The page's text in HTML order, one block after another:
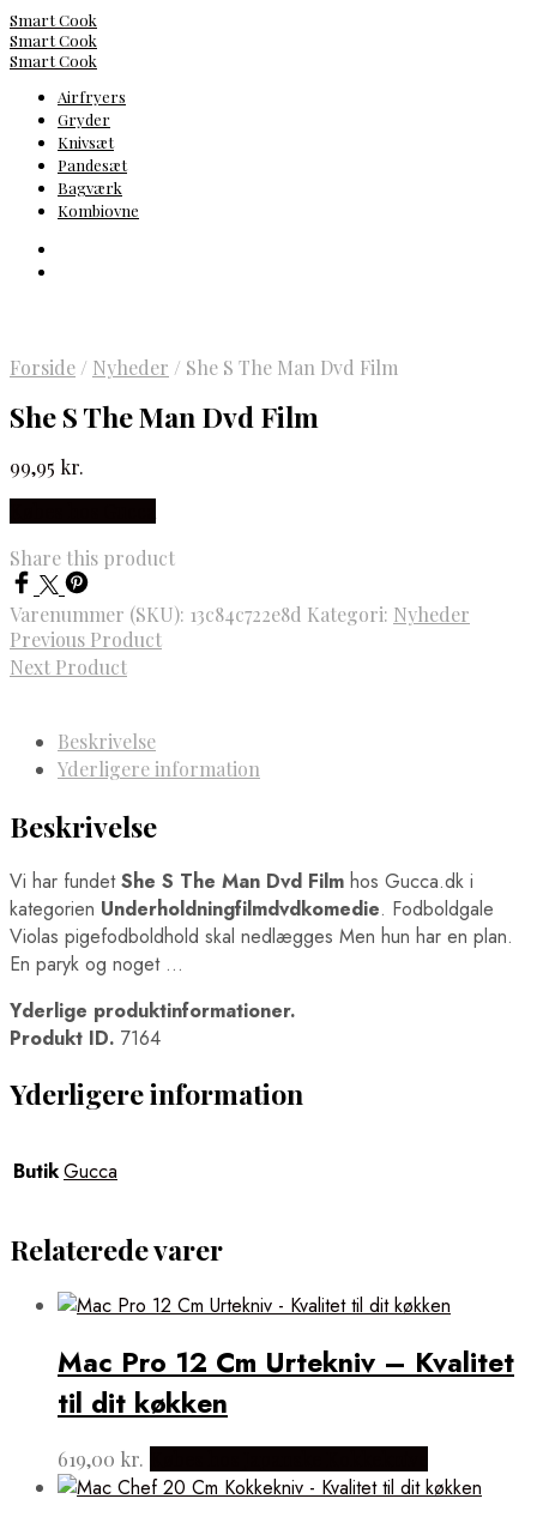
Smart Cook
Smart Cook
Smart Cook
Airfryers
Gryder
Knivsæt
Pandesæt
Bagværk
Kombiovne
Forside / Nyheder / She S The Man Dvd Film
She S The Man Dvd Film
99,95 kr.
Share this product
Varenummer (SKU): 13c84c722e8d Kategori: Nyheder
Previous Product
Next Product
Beskrivelse
Yderligere information
Beskrivelse
Vi har fundetShe S The Man Dvd Film hos Gucca.dk i
kategorien Underholdningfilmdvdkomedie. Fodboldgale
Violas pigefodboldhold skal nedlægges Men hun har en plan.
En paryk og noget …
Yderlige produktinformationer.
Produkt ID. 7164
Yderligere information
ButikGucca
Relaterede varer
Mac Pro 12 Cm Urtekniv – Kvalitet
til dit køkken
619,00 kr.